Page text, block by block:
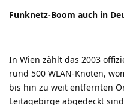
Funknetz-Boom auch in
In Wien zählt das 2003
rund 500 WLAN-Knoten,
bis hin zu weit entfernten
Leitagebirge abgedeckt